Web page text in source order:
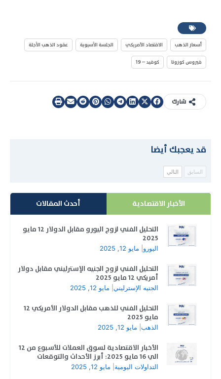
أسعار الذهب الاقتصاد الأمريكي الجلسة الآسيوية عقود الذهب الآجلة
فيروس كورونا كوفيد – 19
شارك
قد يعجبك أيضا
السابق التالي
الأخبار الاقتصادية أحدث المقالات
التحليل الفني لزوج اليورو مقابل الدولار 12 مايو
2025
اليورو مايو 12, 2025
التحليل الفني لزوج الجنيه الإسترليني مقابل دولار
أمريكي 12 مايو 2025
الجنيه الإسترليني مايو 12, 2025
التحليل الفني للذهب مقابل الدولار الأمريكي 12
مايو 2025
الذهب مايو 12, 2025
الأخبار الاقتصادية لسوق العملات للأسبوع من 12
الي 16 مايو 2025: أبرز الأحداث والتوقعات
التداولات اليومية مايو 12, 2025